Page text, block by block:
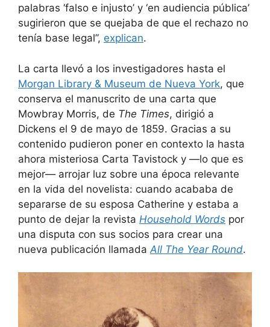
palabras ‘falso e injusto’ y ‘en audiencia pública’
sugirieron que se quejaba de que el rechazo no
tenía base legal”, explican.
La carta llevó a los investigadores hasta el
Morgan Library & Museum de Nueva York, que
conserva el manuscrito de una carta que
Mowbray Morris, de The Times, dirigió a
Dickens el 9 de mayo de 1859. Gracias a su
contenido pudieron poner en contexto la hasta
ahora misteriosa Carta Tavistock y —lo que es
mejor— arrojar luz sobre una época relevante
en la vida del novelista: cuando acababa de
separarse de su esposa Catherine y estaba a
punto de dejar la revista Household Words por
una disputa con sus socios para crear una
nueva publicación llamada All The Year Round.